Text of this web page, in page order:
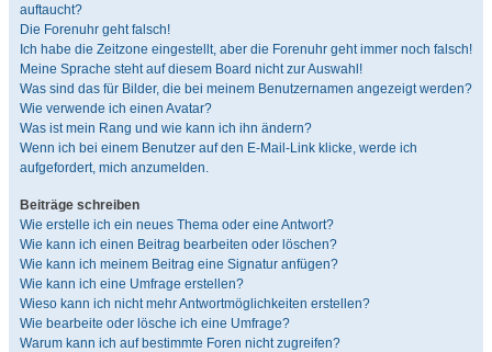
auftaucht?
Die Forenuhr geht falsch!
Ich habe die Zeitzone eingestellt, aber die Forenuhr geht immer noch falsch!
Meine Sprache steht auf diesem Board nicht zur Auswahl!
Was sind das für Bilder, die bei meinem Benutzernamen angezeigt werden?
Wie verwende ich einen Avatar?
Was ist mein Rang und wie kann ich ihn ändern?
Wenn ich bei einem Benutzer auf den E-Mail-Link klicke, werde ich
aufgefordert, mich anzumelden.
Beiträge schreiben
Wie erstelle ich ein neues Thema oder eine Antwort?
Wie kann ich einen Beitrag bearbeiten oder löschen?
Wie kann ich meinem Beitrag eine Signatur anfügen?
Wie kann ich eine Umfrage erstellen?
Wieso kann ich nicht mehr Antwortmöglichkeiten erstellen?
Wie bearbeite oder lösche ich eine Umfrage?
Warum kann ich auf bestimmte Foren nicht zugreifen?